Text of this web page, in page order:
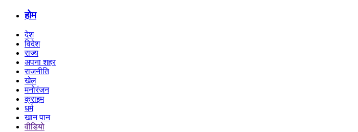
होम
देश
विदेश
राज्य
अपना शहर
राजनीति
खेल
मनोरंजन
क्राइम
धर्म
खान पान
वीडियो